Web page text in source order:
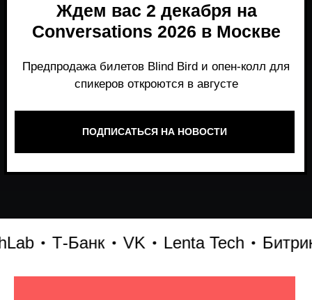
Т-Банк VK Lenta Tech Битрикс24
Место, где можно получить честный,
работает и формирует рынок генеративного